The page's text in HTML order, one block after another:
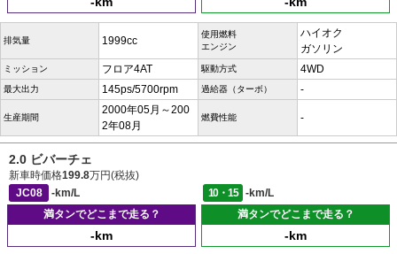
排気量 1999cc
使用燃料
エンジン
ハイオク
ガソリン
ミッション フロア4AT 駆動方式 4WD
最大出力 145ps/5700rpm 過給器（ターボ） -
生産期間
2000年05月～200
2年08月
燃費性能 -
2.0 ビバーチェ
新車時価格199.8万円(税抜)
JC08
-km/L 10・15
-km/L
満タンでどこまで走る？
-km
満タンでどこまで走る？
-km